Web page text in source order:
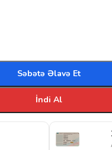
Səbətə Əlavə Et
İndi Al